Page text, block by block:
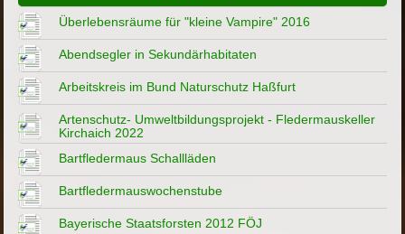
Überlebensräume für "kleine Vampire" 2016
Abendsegler in Sekundärhabitaten
Arbeitskreis im Bund Naturschutz Haßfurt
Artenschutz- Umweltbildungsprojekt - Fledermauskeller
Kirchaich 2022
Bartfledermaus Schallläden
Bartfledermauswochenstube
Bayerische Staatsforsten 2012 FÖJ